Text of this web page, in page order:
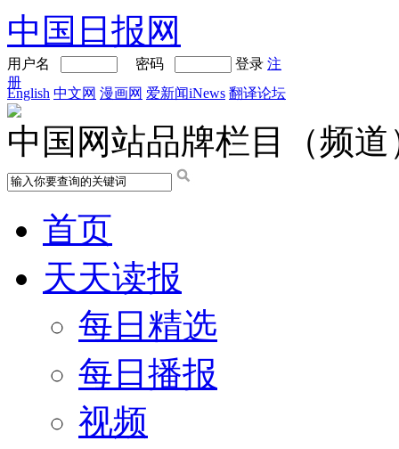
中国日报网
用户名 密码 登录 注
册
English 中文网 漫画网 爱新闻iNews 翻译论坛
中国网站品牌栏目（频道
首页
天天读报
每日精选
每日播报
视频